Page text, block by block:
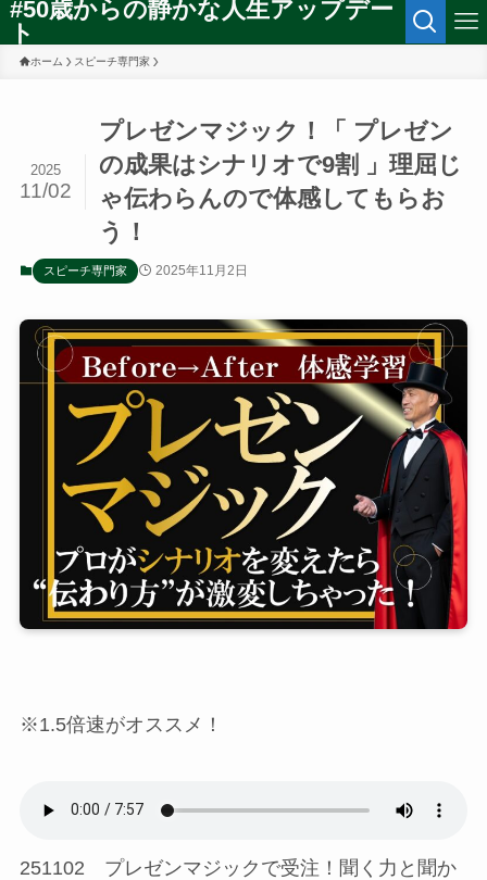
#50歳からの静かな人生アップデー
ト
ホーム スピーチ専門家
プレゼンマジック！「 プレゼン
の成果はシナリオで9割 」理屈じ
ゃ伝わらんので体感してもらお
う！
2025
11/02
スピーチ専門家 2025年11月2日
※1.5倍速がオススメ！
251102 プレゼンマジックで受注！聞く力と聞か